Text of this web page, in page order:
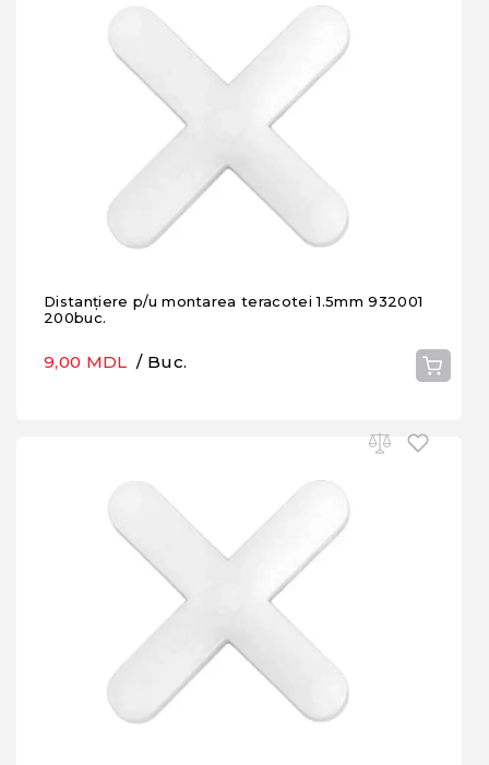
Distanțiere p/u montarea teracotei 1.5mm 932001
200buc.
9,00 MDL / Buc.